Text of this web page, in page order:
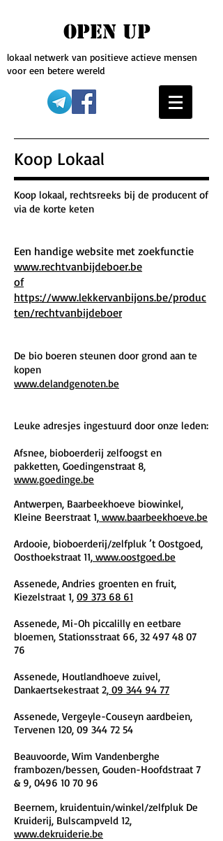
OPEN UP
lokaal netwerk van positieve actieve mensen
voor een betere wereld
Koop Lokaal
Koop lokaal, rechtsreeks bij de producent of
via de korte keten
Een handige website met zoekfunctie
www.rechtvanbijdeboer.be
of
https://www.lekkervanbijons.be/produc
ten/rechtvanbijdeboer
De bio boeren steunen door grond aan te
kopen
www.delandgenoten.be
Leuke adresjes ingestuurd door onze leden:
Afsnee, bioboerderij zelfoogst en
pakketten, Goedingenstraat 8,
www.goedinge.be
Antwerpen, Baarbeekhoeve biowinkel,
Kleine Beerstraat 1, www.baarbeekhoeve.be
Ardooie, bioboerderij/zelfpluk ’t Oostgoed,
Oosthoekstraat 11, www.oostgoed.be
Assenede, Andries groenten en fruit,
Kiezelstraat 1, 09 373 68 61
Assenede, Mi-Oh piccalilly en eetbare
bloemen, Stationsstraat 66, 32 497 48 07
76
Assenede, Houtlandhoeve zuivel,
Dankaertsekestraat 2, 09 344 94 77
Assenede, Vergeyle-Couseyn aardbeien,
Tervenen 120, 09 344 72 54
Beauvoorde, Wim Vandenberghe
frambozen/bessen, Gouden-Hoofdstraat 7
& 9, 0496 10 70 96
Beernem, kruidentuin/winkel/zelfpluk De
Kruiderij, Bulscampveld 12,
www.dekruiderie.be